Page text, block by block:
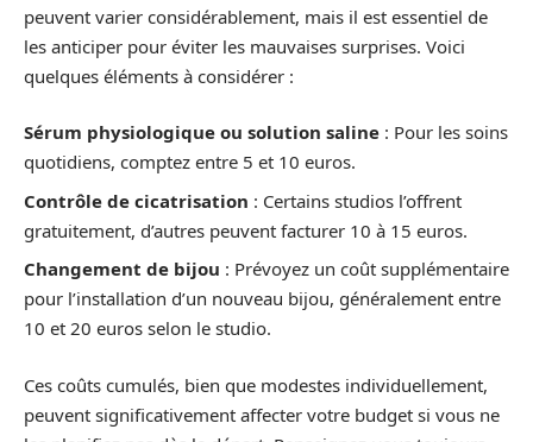
peuvent varier considérablement, mais il est essentiel de
les anticiper pour éviter les mauvaises surprises. Voici
quelques éléments à considérer :
Sérum physiologique ou solution saline : Pour les soins
quotidiens, comptez entre 5 et 10 euros.
Contrôle de cicatrisation : Certains studios l’offrent
gratuitement, d’autres peuvent facturer 10 à 15 euros.
Changement de bijou : Prévoyez un coût supplémentaire
pour l’installation d’un nouveau bijou, généralement entre
10 et 20 euros selon le studio.
Ces coûts cumulés, bien que modestes individuellement,
peuvent significativement affecter votre budget si vous ne